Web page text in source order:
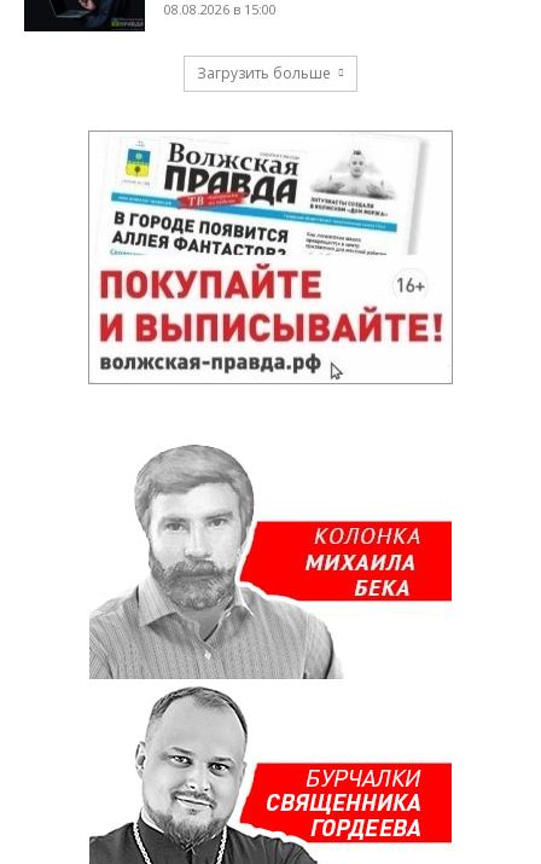
08.08.2026 в 15:00
Загрузить больше